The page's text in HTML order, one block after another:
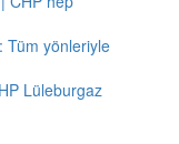
Tüm yönleriyle
Lüleburgaz